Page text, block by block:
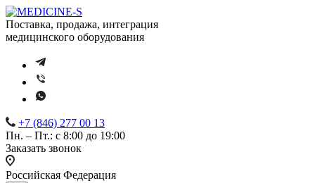
Поставка, продажа, интеграция
медицинского оборудования
+7 (846) 277 00 13
Пн. – Пт.: с 8:00 до 19:00
Заказать звонок
Российская Федерация